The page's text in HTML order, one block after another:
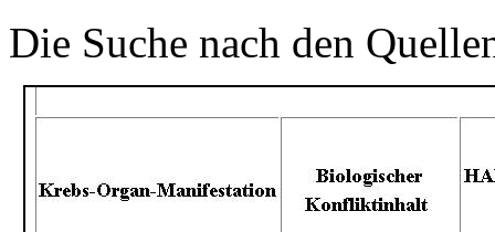
Die Suche nach den